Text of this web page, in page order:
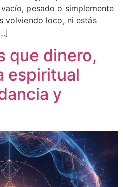
pesado o simplemente
volviendo loco, ni estás
que dinero,
espiritual
y